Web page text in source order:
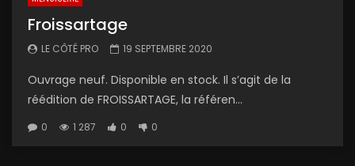
Froissartage
LE CÔTÉ PRO 19 SEPTEMBRE 2020
Ouvrage neuf. Disponible en stock. Il s’agit de la
réédition de FROISSARTAGE, la référen...
0 1 287 0 0